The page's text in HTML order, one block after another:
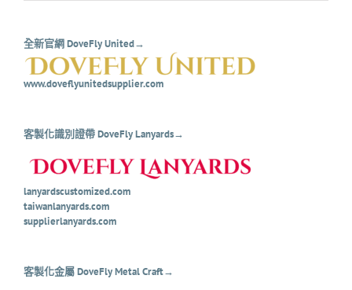
全新官網 DoveFly United→
www.doveflyunitedsupplier.com
客製化識別證帶 DoveFly Lanyards→
lanyardscustomized.com
taiwanlanyards.com
supplierlanyards.com
客製化金屬 DoveFly Metal Craft→